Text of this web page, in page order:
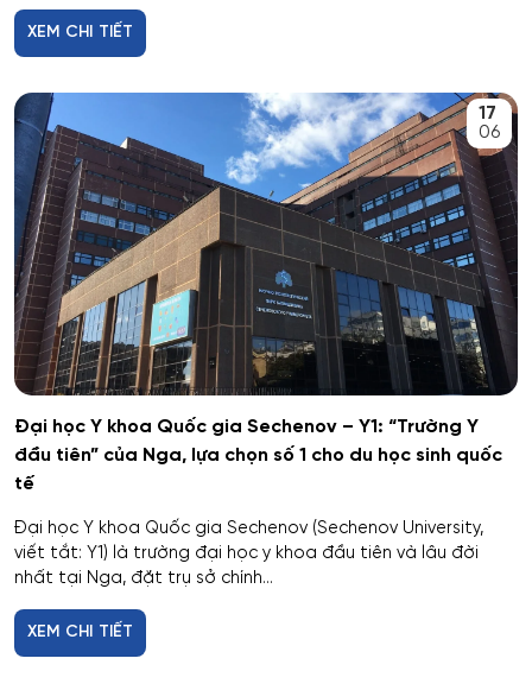
Giám định tư pháp
Giáo dục chuyên nghiệp
Giáo dục sư phạm
Giáo dục thể chất
Giáo dục và sư phạm
Giáo dục đặc biệt
Hiệu suất tổ hợp máy bay
Hoạt động thông tin - thư viện
Hoạt động thực thi pháp luật
Hoạt động văn hóa - xã hội
Hàng không dẫn đường và kiểm soát không lưu
XEM CHI TIẾT
17
06
Đại học Y khoa Quốc gia Sechenov – Y1: “Trường Y
đầu tiên” của Nga, lựa chọn số 1 cho du học sinh quốc
tế
Đại học Y khoa Quốc gia Sechenov (Sechenov University,
viết tắt: Y1) là trường đại học y khoa đầu tiên và lâu đời
nhất tại Nga, đặt trụ sở chính...
XEM CHI TIẾT